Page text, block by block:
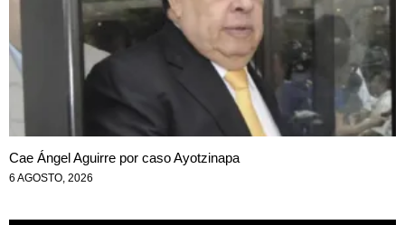
Cae Ángel Aguirre por caso Ayotzinapa
6 AGOSTO, 2026